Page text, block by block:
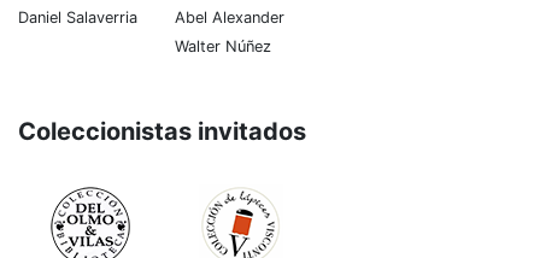
Daniel Salaverria
Abel Alexander
Walter Núñez
Coleccionistas invitados